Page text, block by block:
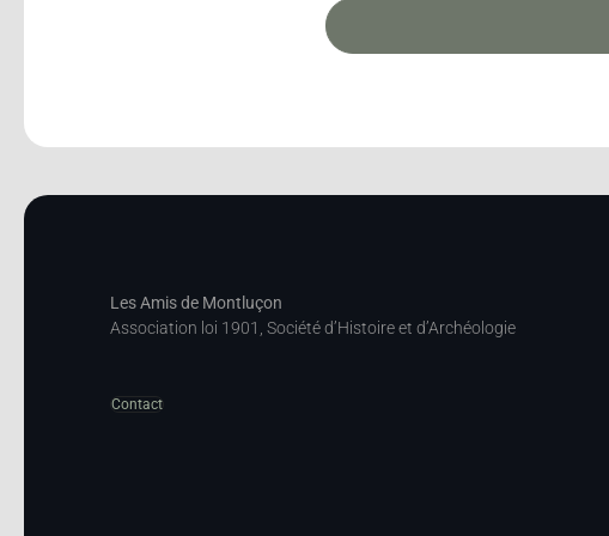
Les Amis de Montluçon
Association loi 1901, Société d’Histoire et d’Archéologie
Contact